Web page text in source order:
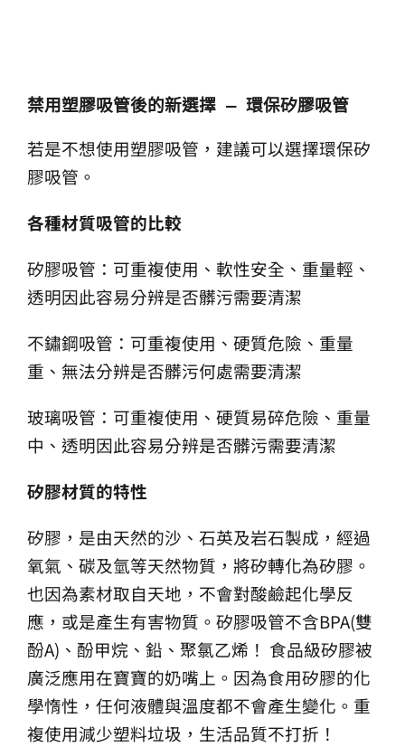
禁用塑膠吸管後的新選擇 — 環保矽膠吸管
若是不想使用塑膠吸管，建議可以選擇環保矽
膠吸管。
各種材質吸管的比較
矽膠吸管：可重複使用、軟性安全、重量輕、
透明因此容易分辨是否髒污需要清潔
不鏽鋼吸管：可重複使用、硬質危險、重量
重、無法分辨是否髒污何處需要清潔
玻璃吸管：可重複使用、硬質易碎危險、重量
中、透明因此容易分辨是否髒污需要清潔
矽膠材質的特性
矽膠，是由天然的沙、石英及岩石製成，經過
氧氣、碳及氫等天然物質，將矽轉化為矽膠。
也因為素材取自天地，不會對酸鹼起化學反
應，或是產生有害物質。矽膠吸管不含BPA(雙
酚A)、酚甲烷、鉛、聚氯乙烯！ 食品級矽膠被
廣泛應用在寶寶的奶嘴上。因為食用矽膠的化
學惰性，任何液體與溫度都不會產生變化。重
複使用減少塑料垃圾，生活品質不打折！